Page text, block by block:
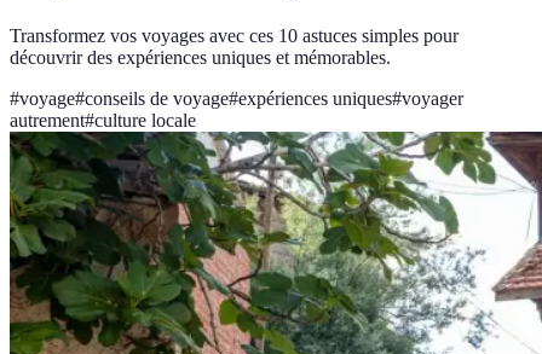
Transformez vos voyages avec ces 10 astuces simples pour
découvrir des expériences uniques et mémorables.
#voyage#conseils de voyage#expériences uniques#voyager
autrement#culture locale